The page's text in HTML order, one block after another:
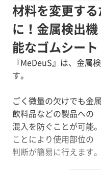
材料を変更す
に！金属検出
能なゴムシート
『MeDeuS』は、金属
す。
ごく微量の欠けでも金
飲料品などの製品への
混入を防ぐことが可能
ことにより使用部位の
判断が簡易に行えます。